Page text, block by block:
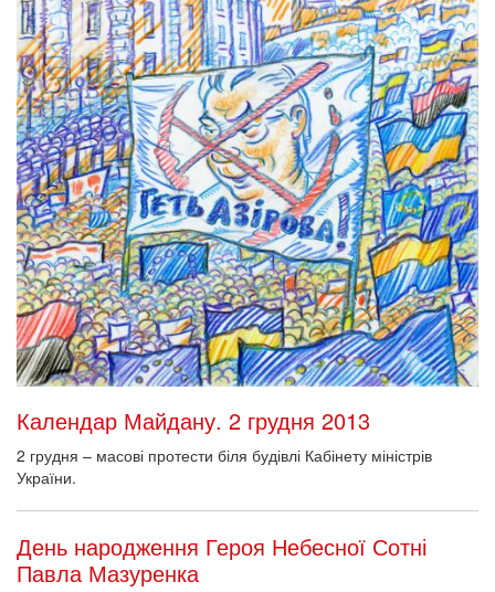
Календар Майдану. 2 грудня 2013
2 грудня – масові протести біля будівлі Кабінету міністрів
України.
День народження Героя Небесної Сотні
Павла Мазуренка